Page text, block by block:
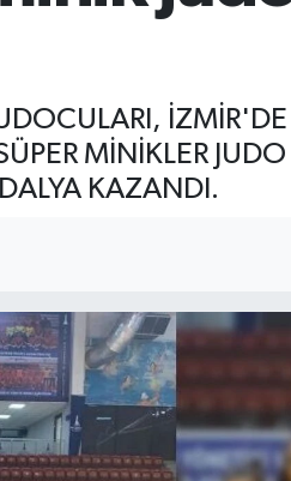
MİNİKLER
KAZANDI.